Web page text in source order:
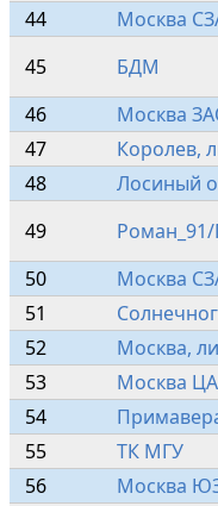
44
Москва
45
БДМ
46
Москва
47
Королев,
48
Лосиный
49
50
Москва
51
52
Москва,
53
Москва
54
55
ТК МГУ
56
Москва